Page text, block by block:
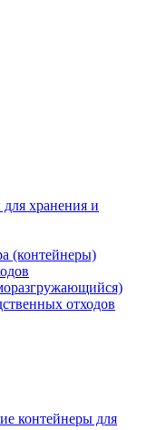
хранения и
(контейнеры)
отходов
контейнеры для